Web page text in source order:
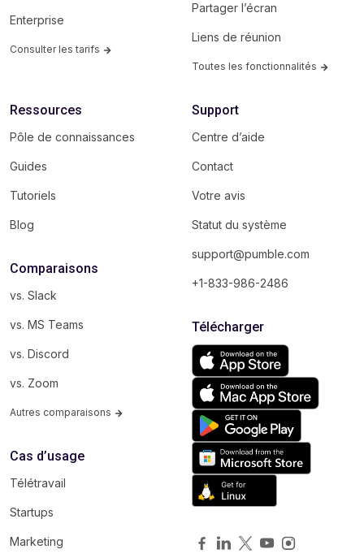
Enterprise
Consulter les tarifs
Partager l’écran
Liens de réunion
Toutes les fonctionnalités
Ressources
Pôle de connaissances
Guides
Tutoriels
Blog
Comparaisons
vs. Slack
vs. MS Teams
vs. Discord
vs. Zoom
Autres comparaisons
Cas d’usage
Télétravail
Startups
Marketing
Support
Centre d’aide
Contact
Votre avis
Statut du système
support@pumble.com
+1-833-986-2486
Télécharger